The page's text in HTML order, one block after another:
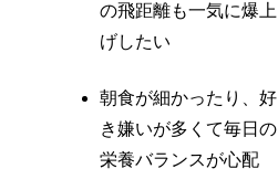
の飛距離も一気に爆上
げしたい
朝食が細かったり、好
き嫌いが多くて毎日の
栄養バランスが心配